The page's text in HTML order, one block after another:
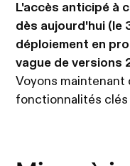
L'accès anticipé à
dès aujourd'hui (le
déploiement en
vague de versions
Voyons maintenant
fonctionnalités clés